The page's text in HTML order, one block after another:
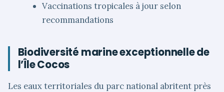
Vaccinations tropicales à jour selon
recommandations
Biodiversité marine exceptionnelle de
l’Île Cocos
Les eaux territoriales du parc national abritent près